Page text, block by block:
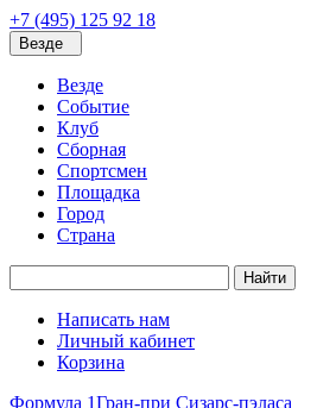
+7 (495) 125 92 18
Везде
Везде
Событие
Клуб
Сборная
Спортсмен
Площадка
Город
Страна
Найти
Написать нам
Личный кабинет
Корзина
Формула 1Гран-при Сизарс-пэласа